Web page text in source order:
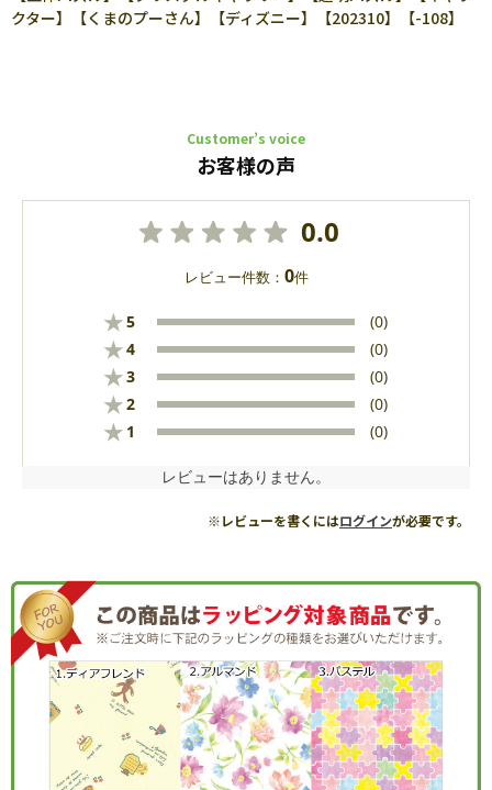
クター】【くまのプーさん】【ディズニー】【202310】【-108】
Customer’s voice
お客様の声
0.0
レビュー件数： 0件
★5 (0)
★4 (0)
★3 (0)
★2 (0)
★ 1 (0)
レビューはありません。
※レビューを書くにはログインが必要です。